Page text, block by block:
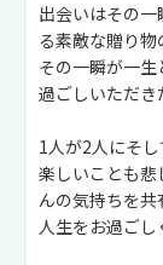
出会いはその
る素敵な贈り物
その一瞬が一
過ごしいただき
1人が2人にそし
楽しいことも
んの気持ちを
人生をお過ごし